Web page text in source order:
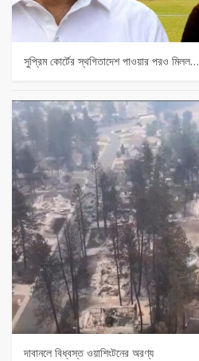
সুপ্রিম কোর্টের স্থগিতাদেশ পাওয়ার পর‌ও মিলল…
দাবানলে বিধ্বস্ত ওয়াশিংটনের অরণ্য